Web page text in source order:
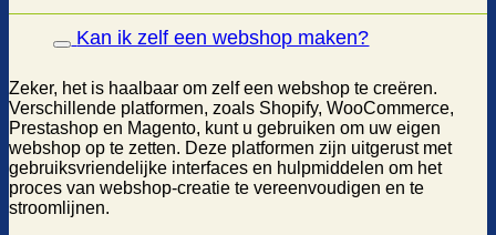
Kan ik zelf een webshop maken?
Zeker, het is haalbaar om zelf een webshop te creëren.
Verschillende platformen, zoals Shopify, WooCommerce,
Prestashop en Magento, kunt u gebruiken om uw eigen
webshop op te zetten. Deze platformen zijn uitgerust met
gebruiksvriendelijke interfaces en hulpmiddelen om het
proces van webshop-creatie te vereenvoudigen en te
stroomlijnen.